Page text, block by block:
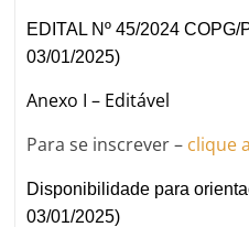
EDITAL Nº 45/2024
03/01/2025)
Anexo I – Editável
Para se inscrever – clique
Disponibilidade para
03/01/2025)